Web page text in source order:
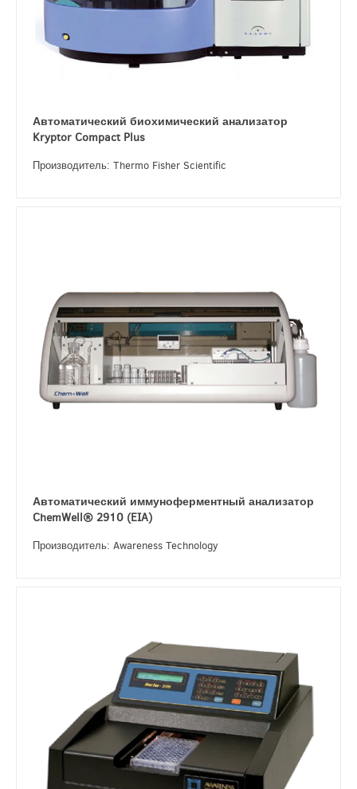
Автоматический биохимический анализатор
Kryptor Compact Plus
Производитель: Thermo Fisher Scientific
Автоматический иммуноферментный анализатор
ChemWell® 2910 (EIA)
Производитель: Awareness Technology